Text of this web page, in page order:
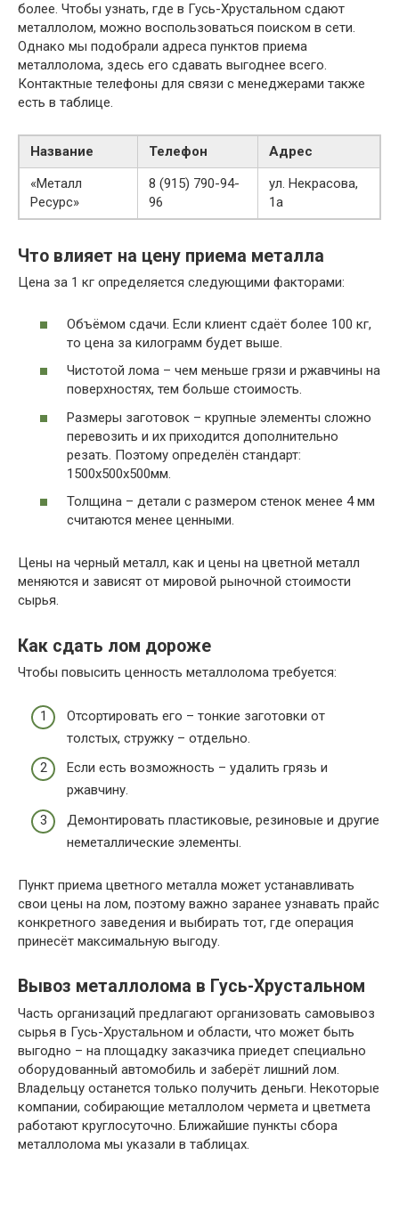
более. Чтобы узнать, где в Гусь-Хрустальном сдают
металлолом, можно воспользоваться поиском в сети.
Однако мы подобрали адреса пунктов приема
металлолома, здесь его сдавать выгоднее всего.
Контактные телефоны для связи с менеджерами также
есть в таблице.
Название Телефон
Адрес
«Металл
Ресурс»
8 (915) 790-94-
96
ул. Некрасова,
1а
Что влияет на цену приема металла
Цена за 1 кг определяется следующими факторами:
Объёмом сдачи. Если клиент сдаёт более 100 кг,
то цена за килограмм будет выше.
Чистотой лома – чем меньше грязи и ржавчины на
поверхностях, тем больше стоимость.
Размеры заготовок – крупные элементы сложно
перевозить и их приходится дополнительно
резать. Поэтому определён стандарт:
1500х500х500мм.
Толщина – детали с размером стенок менее 4 мм
считаются менее ценными.
Цены на черный металл, как и цены на цветной металл
меняются и зависят от мировой рыночной стоимости
сырья.
Как сдать лом дороже
Чтобы повысить ценность металлолома требуется:
Отсортировать его – тонкие заготовки от
толстых, стружку – отдельно.
Если есть возможность – удалить грязь и
ржавчину.
Демонтировать пластиковые, резиновые и другие
неметаллические элементы.
Пункт приема цветного металла может устанавливать
свои цены на лом, поэтому важно заранее узнавать прайс
конкретного заведения и выбирать тот, где операция
принесёт максимальную выгоду.
Вывоз металлолома в Гусь-Хрустальном
Часть организаций предлагают организовать самовывоз
сырья в Гусь-Хрустальном и области, что может быть
выгодно – на площадку заказчика приедет специально
оборудованный автомобиль и заберёт лишний лом.
Владельцу останется только получить деньги. Некоторые
компании, собирающие металлолом чермета и цветмета
работают круглосуточно. Ближайшие пункты сбора
металлолома мы указали в таблицах.